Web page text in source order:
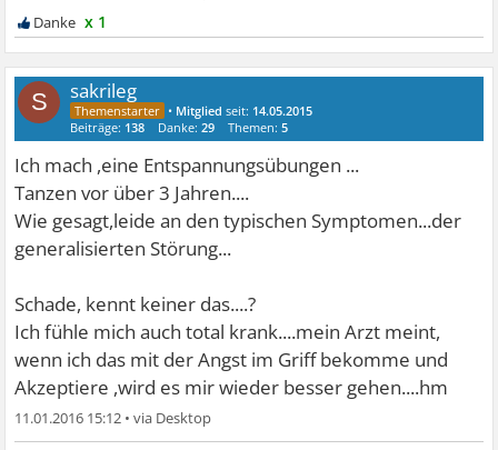
x 1
S sakrileg
• Mitglied seit: 14.05.2015
Beiträge: 138 Danke:29 Themen:5
Ich mach ,eine Entspannungsübungen ...
Tanzen vor über 3 Jahren....
Wie gesagt,leide an den typischen Symptomen...der
generalisierten Störung...
Schade, kennt keiner das....?
Ich fühle mich auch total krank....mein Arzt meint,
wenn ich das mit der Angst im Griff bekomme und
Akzeptiere ,wird es mir wieder besser gehen....hm
11.01.2016 15:12 •